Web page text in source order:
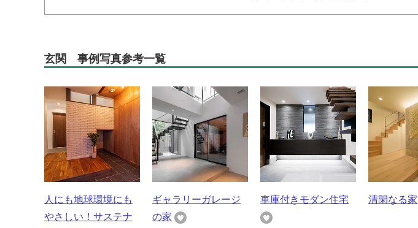
玄関 事例写真参考一覧
人にも地球環境にも
やさしい！サステナ
ギャラリーガレージ
の家
車庫付きモダン住宅 清閑なる家